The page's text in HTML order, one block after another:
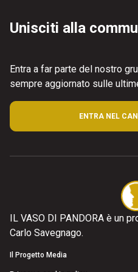
Unisciti alla
Entra a far parte del nostro
sempre aggiornato sulle
ENTRA NEL
IL VASO DI PANDORA è un
Carlo Savegnago.
Il Progetto Media